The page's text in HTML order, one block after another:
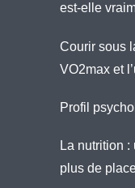
est-elle
Courir sous
VO2max et
Profil
La nutrition
plus de